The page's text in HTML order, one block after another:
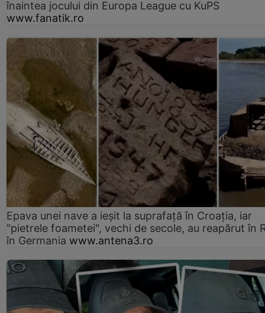
înaintea jocului din Europa League cu KuPS
www.fanatik.ro
Epava unei nave a ieșit la suprafață în Croația, iar
"pietrele foametei", vechi de secole, au reapărut în
în Germania www.antena3.ro